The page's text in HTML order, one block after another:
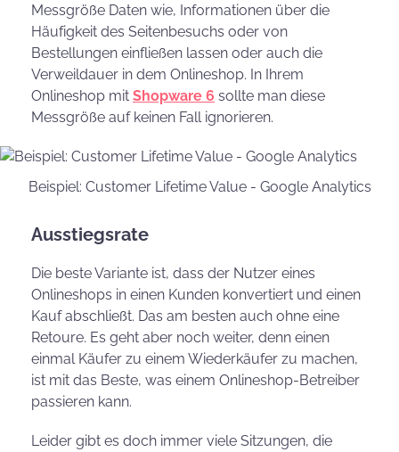
Messgröße Daten wie, Informationen über die
Häufigkeit des Seitenbesuchs oder von
Bestellungen einfließen lassen oder auch die
Verweildauer in dem Onlineshop. In Ihrem
Onlineshop mit Shopware 6 sollte man diese
Messgröße auf keinen Fall ignorieren.
Beispiel: Customer Lifetime Value - Google Analytics
Ausstiegsrate
Die beste Variante ist, dass der Nutzer eines
Onlineshops in einen Kunden konvertiert und einen
Kauf abschließt. Das am besten auch ohne eine
Retoure. Es geht aber noch weiter, denn einen
einmal Käufer zu einem Wiederkäufer zu machen,
ist mit das Beste, was einem Onlineshop-Betreiber
passieren kann.
Leider gibt es doch immer viele Sitzungen, die